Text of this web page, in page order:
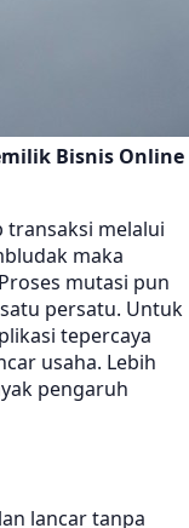
Bisnis Online
transaksi melalui
maka
mutasi pun
persatu. Untuk
tepercaya
usaha. Lebih
pengaruh
lancar tanpa